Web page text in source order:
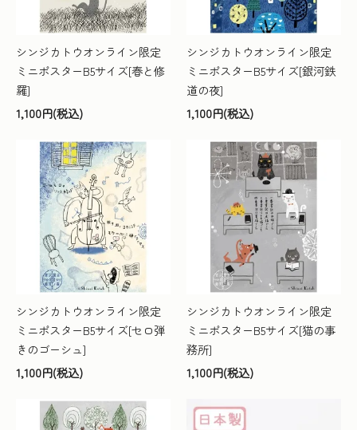
シンジカトウオンライン限定
ミニポスターB5サイズ[春と修
羅]
1,100円(税込)
シンジカトウオンライン限定
ミニポスターB5サイズ[銀河鉄
道の夜]
1,100円(税込)
シンジカトウオンライン限定
ミニポスターB5サイズ[セロ弾
きのゴーシュ]
1,100円(税込)
シンジカトウオンライン限定
ミニポスターB5サイズ[猫の事
務所]
1,100円(税込)